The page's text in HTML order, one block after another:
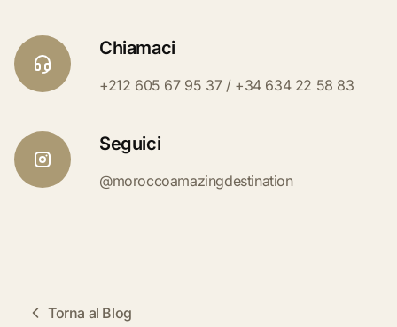
Chiamaci
+212 605 67 95 37 / +34 634 22 58 83
Seguici
@moroccoamazingdestination
Torna al Blog